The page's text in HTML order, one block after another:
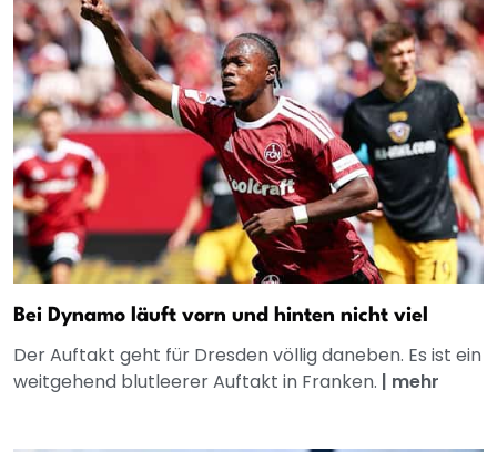
Bei Dynamo läuft vorn und hinten nicht viel
Der Auftakt geht für Dresden völlig daneben. Es ist ein
weitgehend blutleerer Auftakt in Franken. | mehr